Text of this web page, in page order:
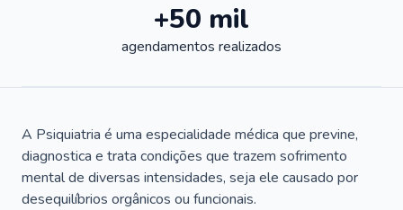
+50 mil
agendamentos realizados
A Psiquiatria é uma especialidade médica que previne,
diagnostica e trata condições que trazem sofrimento
mental de diversas intensidades, seja ele causado por
desequilíbrios orgânicos ou funcionais.